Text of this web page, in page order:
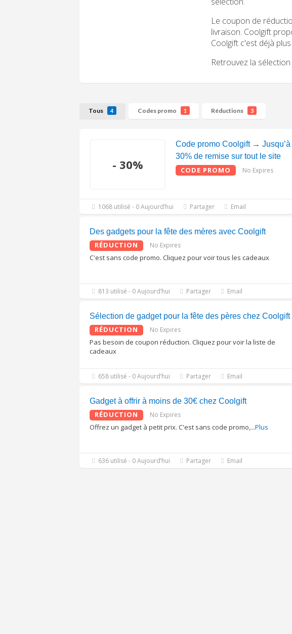
Le coupon de
livraison. Coolgift
Coolgift c'est déjà
Retrouvez la
Tous 4 Codes promo 1 Réductions 3
- 30%
Code promo Coolgift → Jusqu’à
30% de remise sur tout le site
CODE PROMO No Expires
1068 utilisé - 0 Aujourd’hui Partager Email
Des gadgets pour la fête des mères avec Coolgift
RÉDUCTION No Expires
C'est sans code promo. Cliquez pour voir tous les cadeaux
813 utilisé - 0 Aujourd’hui Partager Email
Sélection de gadget pour la fête des pères chez Coolgift
RÉDUCTION No Expires
Pas besoin de coupon réduction. Cliquez pour voir la liste de
cadeaux
658 utilisé - 0 Aujourd’hui Partager Email
Gadget à offrir à moins de 30€ chez Coolgift
RÉDUCTION No Expires
Offrez un gadget à petit prix. C'est sans code promo, ...Plus
636 utilisé - 0 Aujourd’hui Partager Email